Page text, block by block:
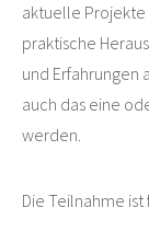
aktuelle
praktische
und
auch das eine
werden.
Die Teilnahme